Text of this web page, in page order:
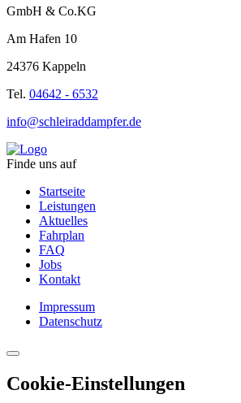
GmbH & Co.KG
Am Hafen 10
24376 Kappeln
Tel. 04642 - 6532
info@schleiraddampfer.de
Finde uns auf
Startseite
Leistungen
Aktuelles
Fahrplan
FAQ
Jobs
Kontakt
Impressum
Datenschutz
Cookie-Einstellungen